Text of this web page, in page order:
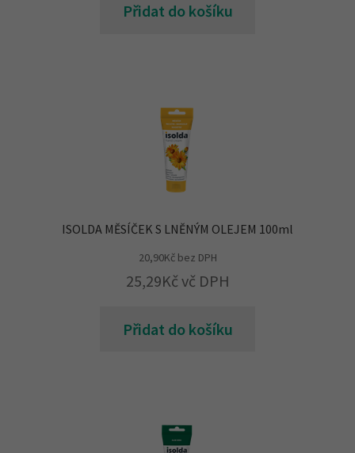
Přidat do košíku
ISOLDA MĚSÍČEK S LNĚNÝM OLEJEM 100ml
20,90Kčbez DPH
25,29Kč vč DPH
Přidat do košíku